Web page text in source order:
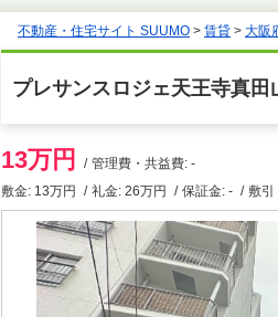
不動産・住宅サイト SUUMO > 賃貸 > 大阪
プレサンスロジェ天王寺真田
13万円
管理費・共益費: -
敷金: 13万円
礼金: 26万円 保証金: - 敷引